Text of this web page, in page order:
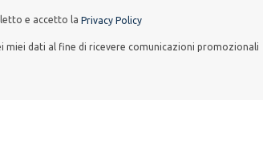
e accetto la Privacy Policy
miei dati al fine di ricevere comunicazioni promozionali